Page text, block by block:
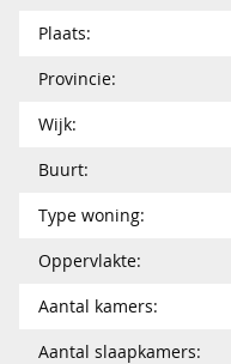
Plaats:
Provincie:
Wijk:
Buurt:
Type woning:
Oppervlakte:
Aantal kamers:
Aantal slaapkamers: